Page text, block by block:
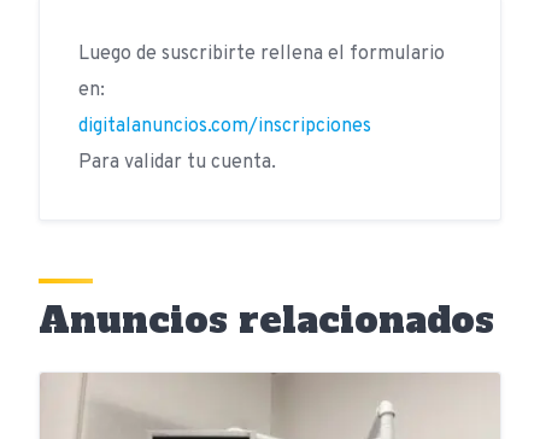
Luego de suscribirte rellena el formulario
en:
digitalanuncios.com/inscripciones
Para validar tu cuenta.
Anuncios relacionados